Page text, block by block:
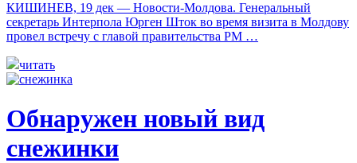
КИШИНЕВ, 19 дек — Новости-Молдова. Генеральный
секретарь Интерпола Юрген Шток во время визита в Молдову
провел встречу с главой правительства РМ …
читать
Обнаружен новый вид
снежинки